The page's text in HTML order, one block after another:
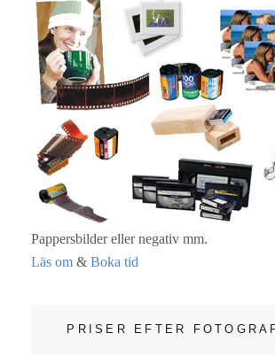
Pappersbilder eller negativ mm.
Läs om & Boka tid
PRISER EFTER